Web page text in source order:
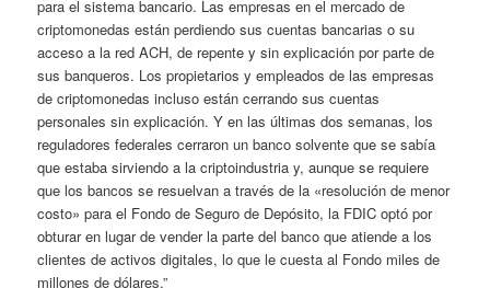
para el sistema bancario. Las empresas en el mercado de
criptomonedas están perdiendo sus cuentas bancarias o su
acceso a la red ACH, de repente y sin explicación por parte de
sus banqueros. Los propietarios y empleados de las empresas
de criptomonedas incluso están cerrando sus cuentas
personales sin explicación. Y en las últimas dos semanas, los
reguladores federales cerraron un banco solvente que se sabía
que estaba sirviendo a la criptoindustria y, aunque se requiere
que los bancos se resuelvan a través de la «resolución de menor
costo» para el Fondo de Seguro de Depósito, la FDIC optó por
obturar en lugar de vender la parte del banco que atiende a los
clientes de activos digitales, lo que le cuesta al Fondo miles de
millones de dólares.”